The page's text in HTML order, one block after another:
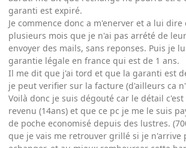
garanti est expiré.
Je commence donc a m'enerver et a lui
plusieurs mois que je n'ai pas arrété de
envoyer des mails, sans reponses. Puis je
garantie légale en france qui est de 1 ans.
Il me dit que j'ai tord et que la garanti est
je peut verifier sur la facture (d'ailleurs ca
Voilà donc je suis dégouté car le détail
revenu (14ans) et que ce pc je me le suis
de poche economisé depuis des lustres.
que je vais me retrouver grillé si je n'arrive